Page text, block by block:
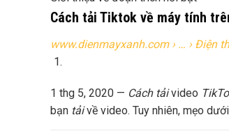
Cách tải Tiktok về máy tính
www.dienmayxanh.com› … › Điện
1 thg 5, 2020 — Cách tảivideo
bạn tảivề video. Tuy nhiên, mẹo